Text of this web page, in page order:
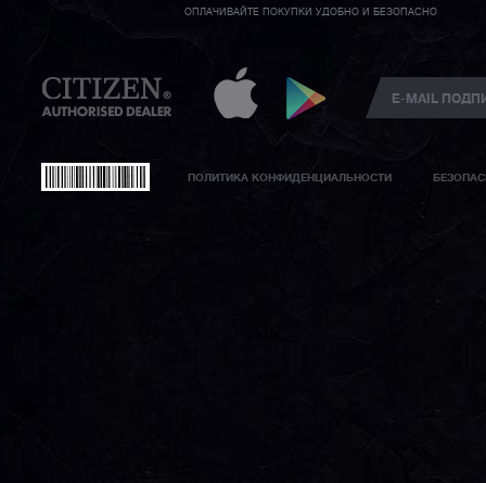
ОПЛАЧИВАЙТЕ ПОКУПКИ УДОБНО И БЕЗОПАСНО
ПОЛИТИКА КОНФИДЕНЦИАЛЬНОСТИ